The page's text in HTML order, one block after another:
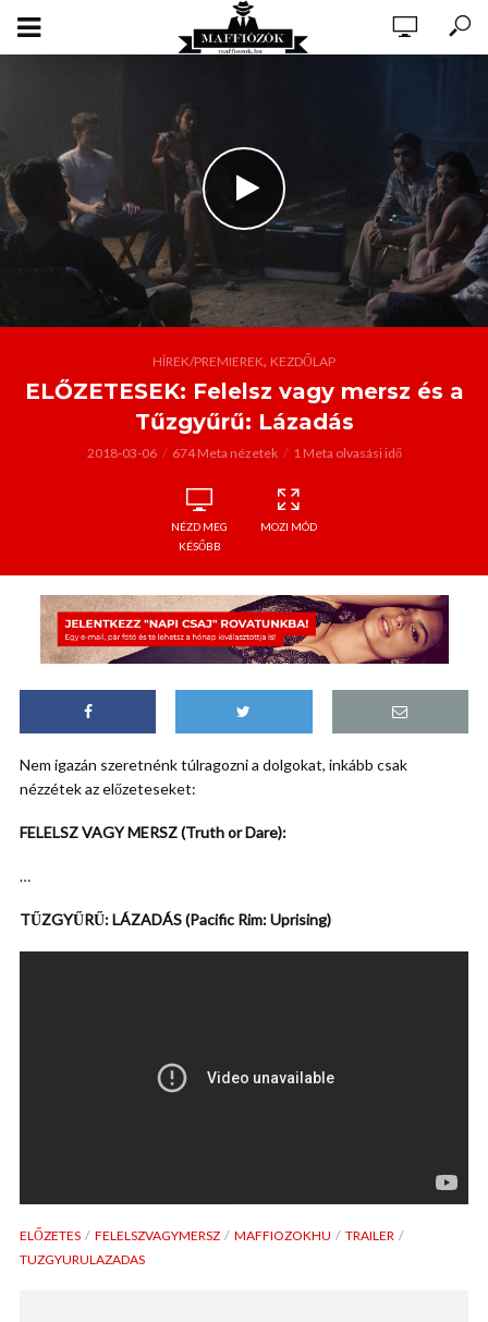
HÍREK/PREMIEREK, KEZDŐLAP
ELŐZETESEK: Felelsz vagy mersz és a
Tűzgyűrű: Lázadás
2018-03-06 674 Meta nézetek 1 Meta olvasási idő
NÉZD MEG
KÉSŐBB
MOZI MÓD
Nem igazán szeretnénk túlragozni a dolgokat, inkább csak
nézzétek az előzeteseket:
FELELSZ VAGY MERSZ (Truth or Dare):
…
TŰZGYŰRŰ: LÁZADÁS (Pacific Rim: Uprising)
ELŐZETES FELELSZVAGYMERSZ MAFFIOZOKHU
TRAILER
TUZGYURULAZADAS